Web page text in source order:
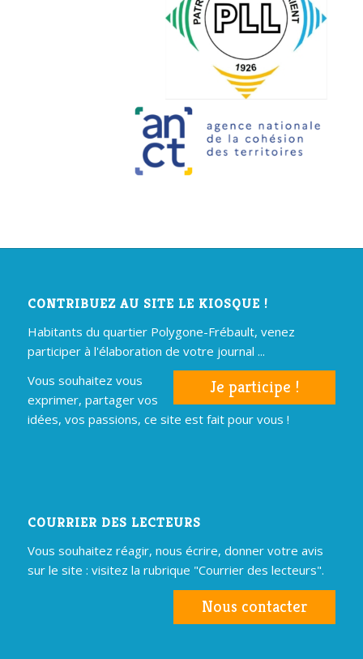
CONTRIBUEZ AU SITE LE KIOSQUE !
Habitants du quartier Polygone-Frébault, venez
participer à l'élaboration de votre journal ...
Je participe !
Vous souhaitez vous
exprimer, partager vos
idées, vos passions, ce site est fait pour vous !
COURRIER DES LECTEURS
Vous souhaitez réagir, nous écrire, donner votre avis
sur le site : visitez la rubrique "Courrier des lecteurs".
Nous contacter